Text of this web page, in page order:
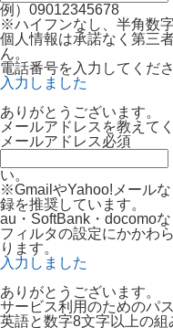
例）09012345678
※ハイフンなし、半角数
個人情報は承諾なく第三
ん。
電話番号を入力してくださ
入力しました
ありがとうございます。
メールアドレスを教えて
メールアドレス必須
い。
※GmailやYahoo!メール
録を推奨しています。
au・SoftBank・docomo
フィルタの設定にかかわ
ります。
入力しました
ありがとうございます。
サービス利用のためのパ
英語と数字8文字以上の組